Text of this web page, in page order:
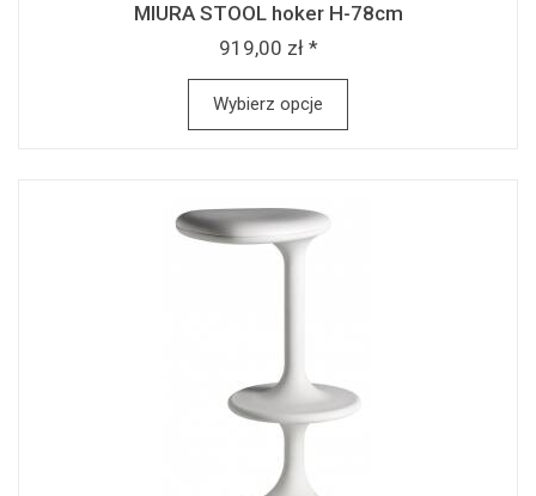
MIURA STOOL hoker H-78cm
919,00 zł *
Wybierz opcje